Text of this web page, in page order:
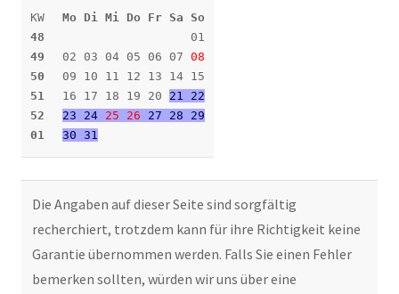
KW
48
49
50
51
52
01
Mo Di Mi Do Fr Sa So
01
02 03 04 05 06 07 08
09 10 11 12 13 14 15
16 17 18 19 20 21 22
23 24 25 26 27 28 29
30 31
Die Angaben auf dieser Seite sind sorgfältig
recherchiert, trotzdem kann für ihre Richtigkeit keine
Garantie übernommen werden. Falls Sie einen Fehler
bemerken sollten, würden wir uns über eine